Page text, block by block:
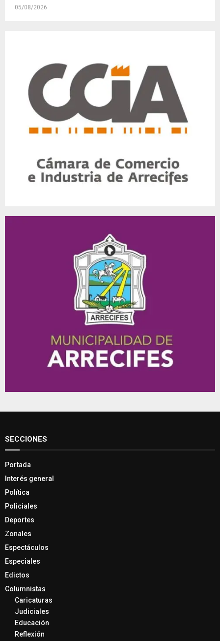
05/08/2026
SECCIONES
Portada
Interés general
Política
Policiales
Deportes
Zonales
Espectáculos
Especiales
Edictos
Columnistas
Caricaturas
Judiciales
Educación
Reflexión